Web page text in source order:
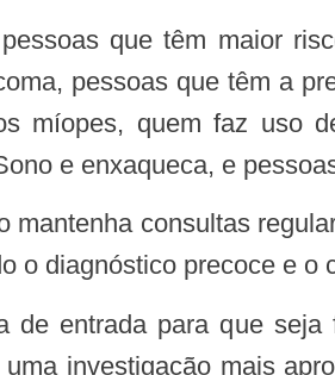
pessoas que têm a
míopes, quem faz uso
e enxaqueca, e
o diagnóstico precoce e o
investigação mais